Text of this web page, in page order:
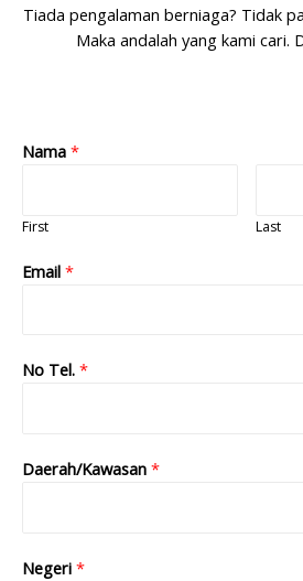
Tiada pengalaman berniaga? Tidak
Maka andalah yang kami cari.
Nama *
First Last
Email *
No Tel. *
Daerah/Kawasan *
Negeri *